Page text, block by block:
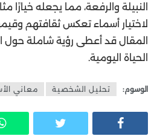
النبيلة والرفعة، مما يجعله خيارًا
لاختيار أسماء تعكس ثقافتهم
المقال قد أعطى رؤية شاملة حول
الحياة اليومية.
الوسوم: تحليل الشخصية معاني